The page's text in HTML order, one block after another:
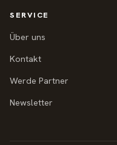
SERVICE
Über uns
Kontakt
Werde Partner
Newsletter